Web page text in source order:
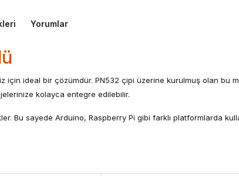
Yorumlar
için ideal bir çözümdür. PN532 çipi üzerine kurulmuş olan bu
kolayca entegre edilebilir.
Bu sayede Arduino, Raspberry Pi gibi farklı platformlarda